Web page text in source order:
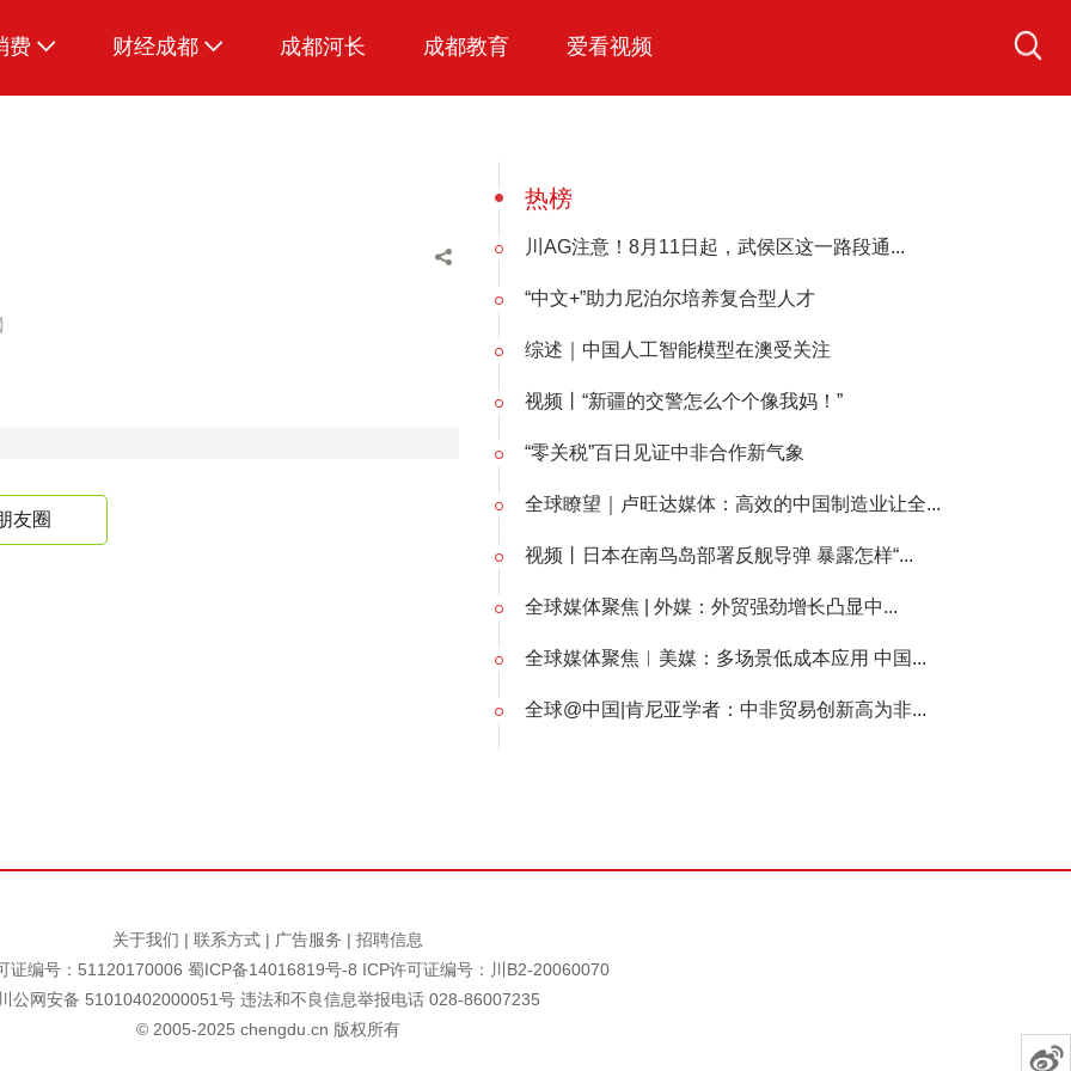
费 财经成都 成都河长 成都教育 爱看视频
友圈
热榜
川AG注意！8月11日起，武侯区这一路段通...
“中文+”助力尼泊尔培养复合型人才
综述｜中国人工智能模型在澳受关注
视频丨“新疆的交警怎么个个像我妈！”
“零关税”百日见证中非合作新气象
全球瞭望｜卢旺达媒体：高效的中国制造业让全...
视频丨日本在南鸟岛部署反舰导弹 暴露怎样“...
全球媒体聚焦 | 外媒：外贸强劲增长凸显中...
全球媒体聚焦︱美媒：多场景低成本应用 中国...
全球@中国|肯尼亚学者：中非贸易创新高为非...
关于我们 | 联系方式 | 广告服务 | 招聘信息
证编号：51120170006 蜀ICP备14016819号-8 ICP许可证编号：川B2-20060070
川公网安备 51010402000051号 违法和不良信息举报电话 028-86007235
© 2005-2025 chengdu.cn 版权所有